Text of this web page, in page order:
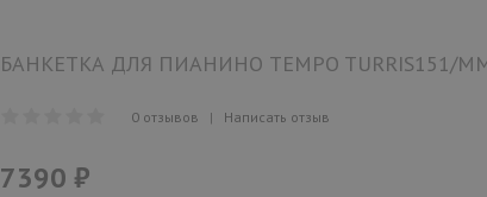
БАНКЕТКА ДЛЯ ПИАНИНО TEMPO TURRIS151/
0 отзывов | Написать отзыв
7390 ₽